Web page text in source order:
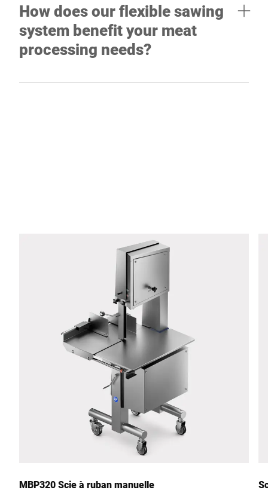
How does our flexible sawing
system benefit your meat
processing needs?
MBP320 Scie à ruban manuelle